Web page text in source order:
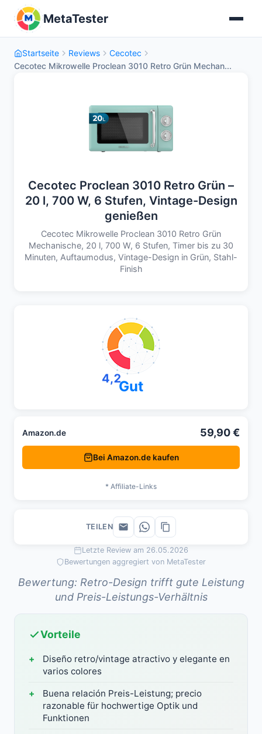
MetaTester
Startseite Reviews
Cecotec
Cecotec Mikrowelle Proclean 3010 Retro Grün Mechan...
Cecotec Proclean 3010 Retro Grün –
20 l, 700 W, 6 Stufen, Vintage-Design
genießen
Cecotec Mikrowelle Proclean 3010 Retro Grün
Mechanische, 20 l, 700 W, 6 Stufen, Timer bis zu 30
Minuten, Auftaumodus, Vintage-Design in Grün, Stahl-
Finish
Letzte Review am 26.05.2026
Bewertungen aggregiert von MetaTester
Bewertung: Retro-Design trifft gute Leistung
und Preis-Leistungs-Verhältnis
Vorteile
Diseño retro/vintage atractivo y elegante en
varios colores
Buena relación Preis-Leistung; precio
razonable für hochwertige Optik und
Funktionen
4,2Gut
Amazon.de 59,90 €
Bei Amazon.de kaufen
* Affiliate-Links
TEILEN